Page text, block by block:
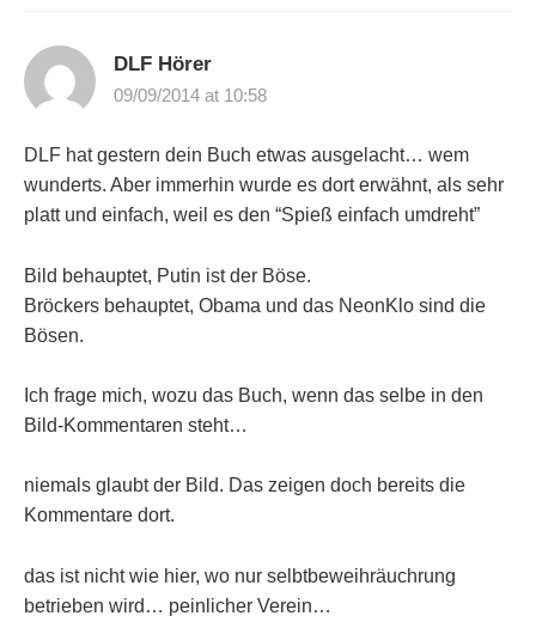
DLF Hörer
09/09/2014 at 10:58
DLF hat gestern dein Buch etwas ausgelacht… wem
wunderts. Aber immerhin wurde es dort erwähnt, als sehr
platt und einfach, weil es den “Spieß einfach umdreht”
Bild behauptet, Putin ist der Böse.
Bröckers behauptet, Obama und das NeonKlo sind die
Bösen.
Ich frage mich, wozu das Buch, wenn das selbe in den
Bild-Kommentaren steht…
niemals glaubt der Bild. Das zeigen doch bereits die
Kommentare dort.
das ist nicht wie hier, wo nur selbtbeweihräuchrung
betrieben wird… peinlicher Verein…